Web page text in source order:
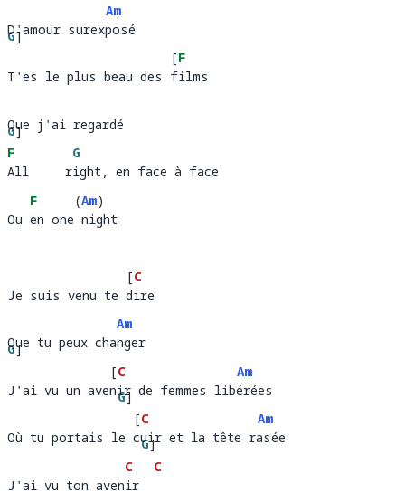
D'amour s
G]
expo
Am
sé
D'amour surexposé
T'es le plus beau des
[F
i
T'es le plus beau des films
Que j'ai r
G]
eg
ardé
Que j'ai regardé
F
All     r
G
ight, en face
All     right, en face à face
Ou
F
en one
(Am)
nig
Ou en one night
Je suis venu te
[C
ir
Je suis venu te dire
Que tu p
G]
x chang
Am
er
Que tu peux changer
J'ai vu un ave
[C
ir de femmes l
G]
ér
Am
ée
J'ai vu un avenir de femmes libérées
Où tu portais le
[C
uir et la t
G]
êt
e ras
Am
ée
Où tu portais le cuir et la tête rasée
J'ai vu ton aven
C
ir
C
J'ai vu ton avenir